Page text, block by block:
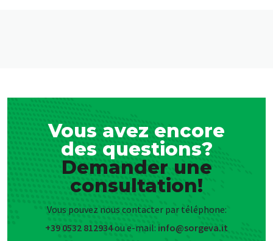
Vous avez encore
des questions?
Demander une
consultation!
Vous pouvez nous contacter par téléphone:
+39 0532 812934ou e-mail: info@sorgeva.it